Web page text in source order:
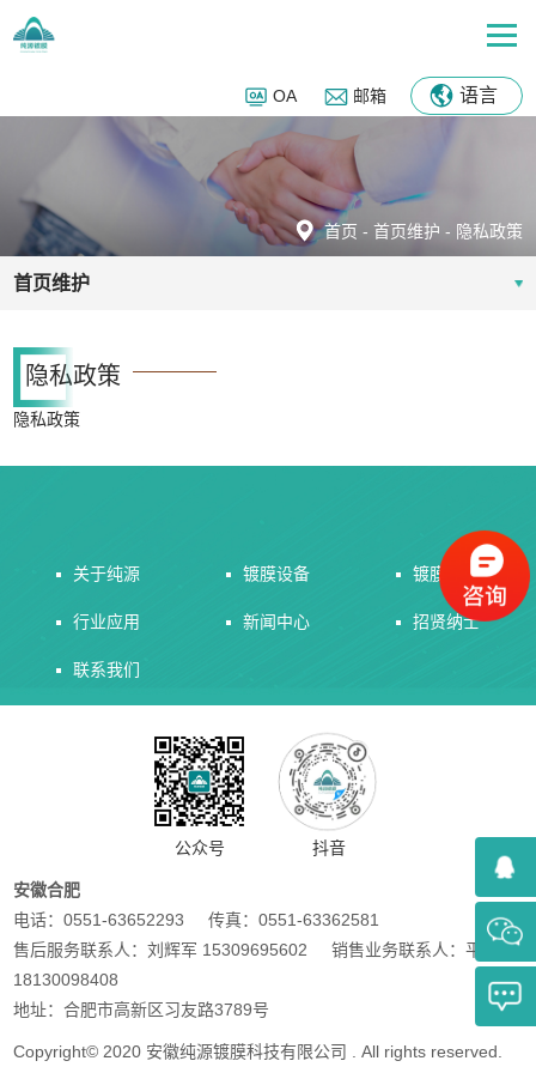
语言
OA 邮箱
首页 - 首页维护 - 隐私政策
首页维护
隐私政策
隐私政策
关于纯源 镀膜设备 镀膜服务
行业应用 新闻中心 招贤纳士
联系我们
公众号 抖音
安徽合肥
电话：0551-63652293 传真：0551-63362581
售后服务联系人：刘辉军 15309695602 销售业务联系人：平小兵
18130098408
地址：合肥市高新区习友路3789号
Copyright© 2020 安徽纯源镀膜科技有限公司 . All rights reserved.